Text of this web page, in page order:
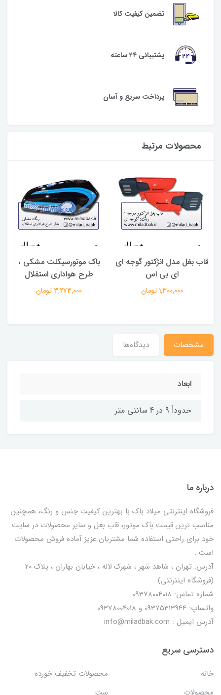
تضمین کیفیت کالا
پشتیبانی ۲۴ ساعته
پرداخت سریع و آسان
محصولات مرتبط
قاب بغل مدل انژکتور گوجه ای
ای بی اس
1,300,000 تومان
باک موتورسیکلت مشکی ،
طرح هواداری استقلال
3,273,000 تومان
مشخصات دیدگاه‌ها
ابعاد
حدوداً 9 در 4 سانتی متر
درباره ما
فروشگاه اینترنتی میلاد باک با بهترین کیفیت جنس و رنگ، همچنین
مناسب ترین قیمت باک موتور، قاب بغل و سایر محصولات در سایت
خود برای راحتی استفاده شما مشتریان عزیز آماده فروش محصولات
است .
آدرس: تهران ، شاهد شهر ، شهرک لاله ، خیابان بهاران ، پلاک ۲۰
(فروشگاه اینترنتی)
شماره تماس: 09378004018
واتساپ: 09375313944 و 09378004018
آدرس ایمیل : info@miladbak.com
دسترسی سریع
خانه
محصولات تخفیف خورده
محصولات
ست